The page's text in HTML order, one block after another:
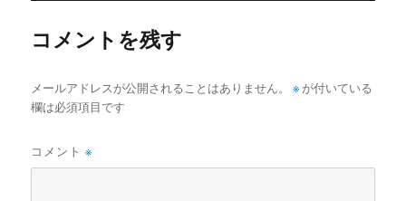
コメントを残す
メールアドレスが公開されることはありません。 ※が付いている
欄は必須項目です
コメント※